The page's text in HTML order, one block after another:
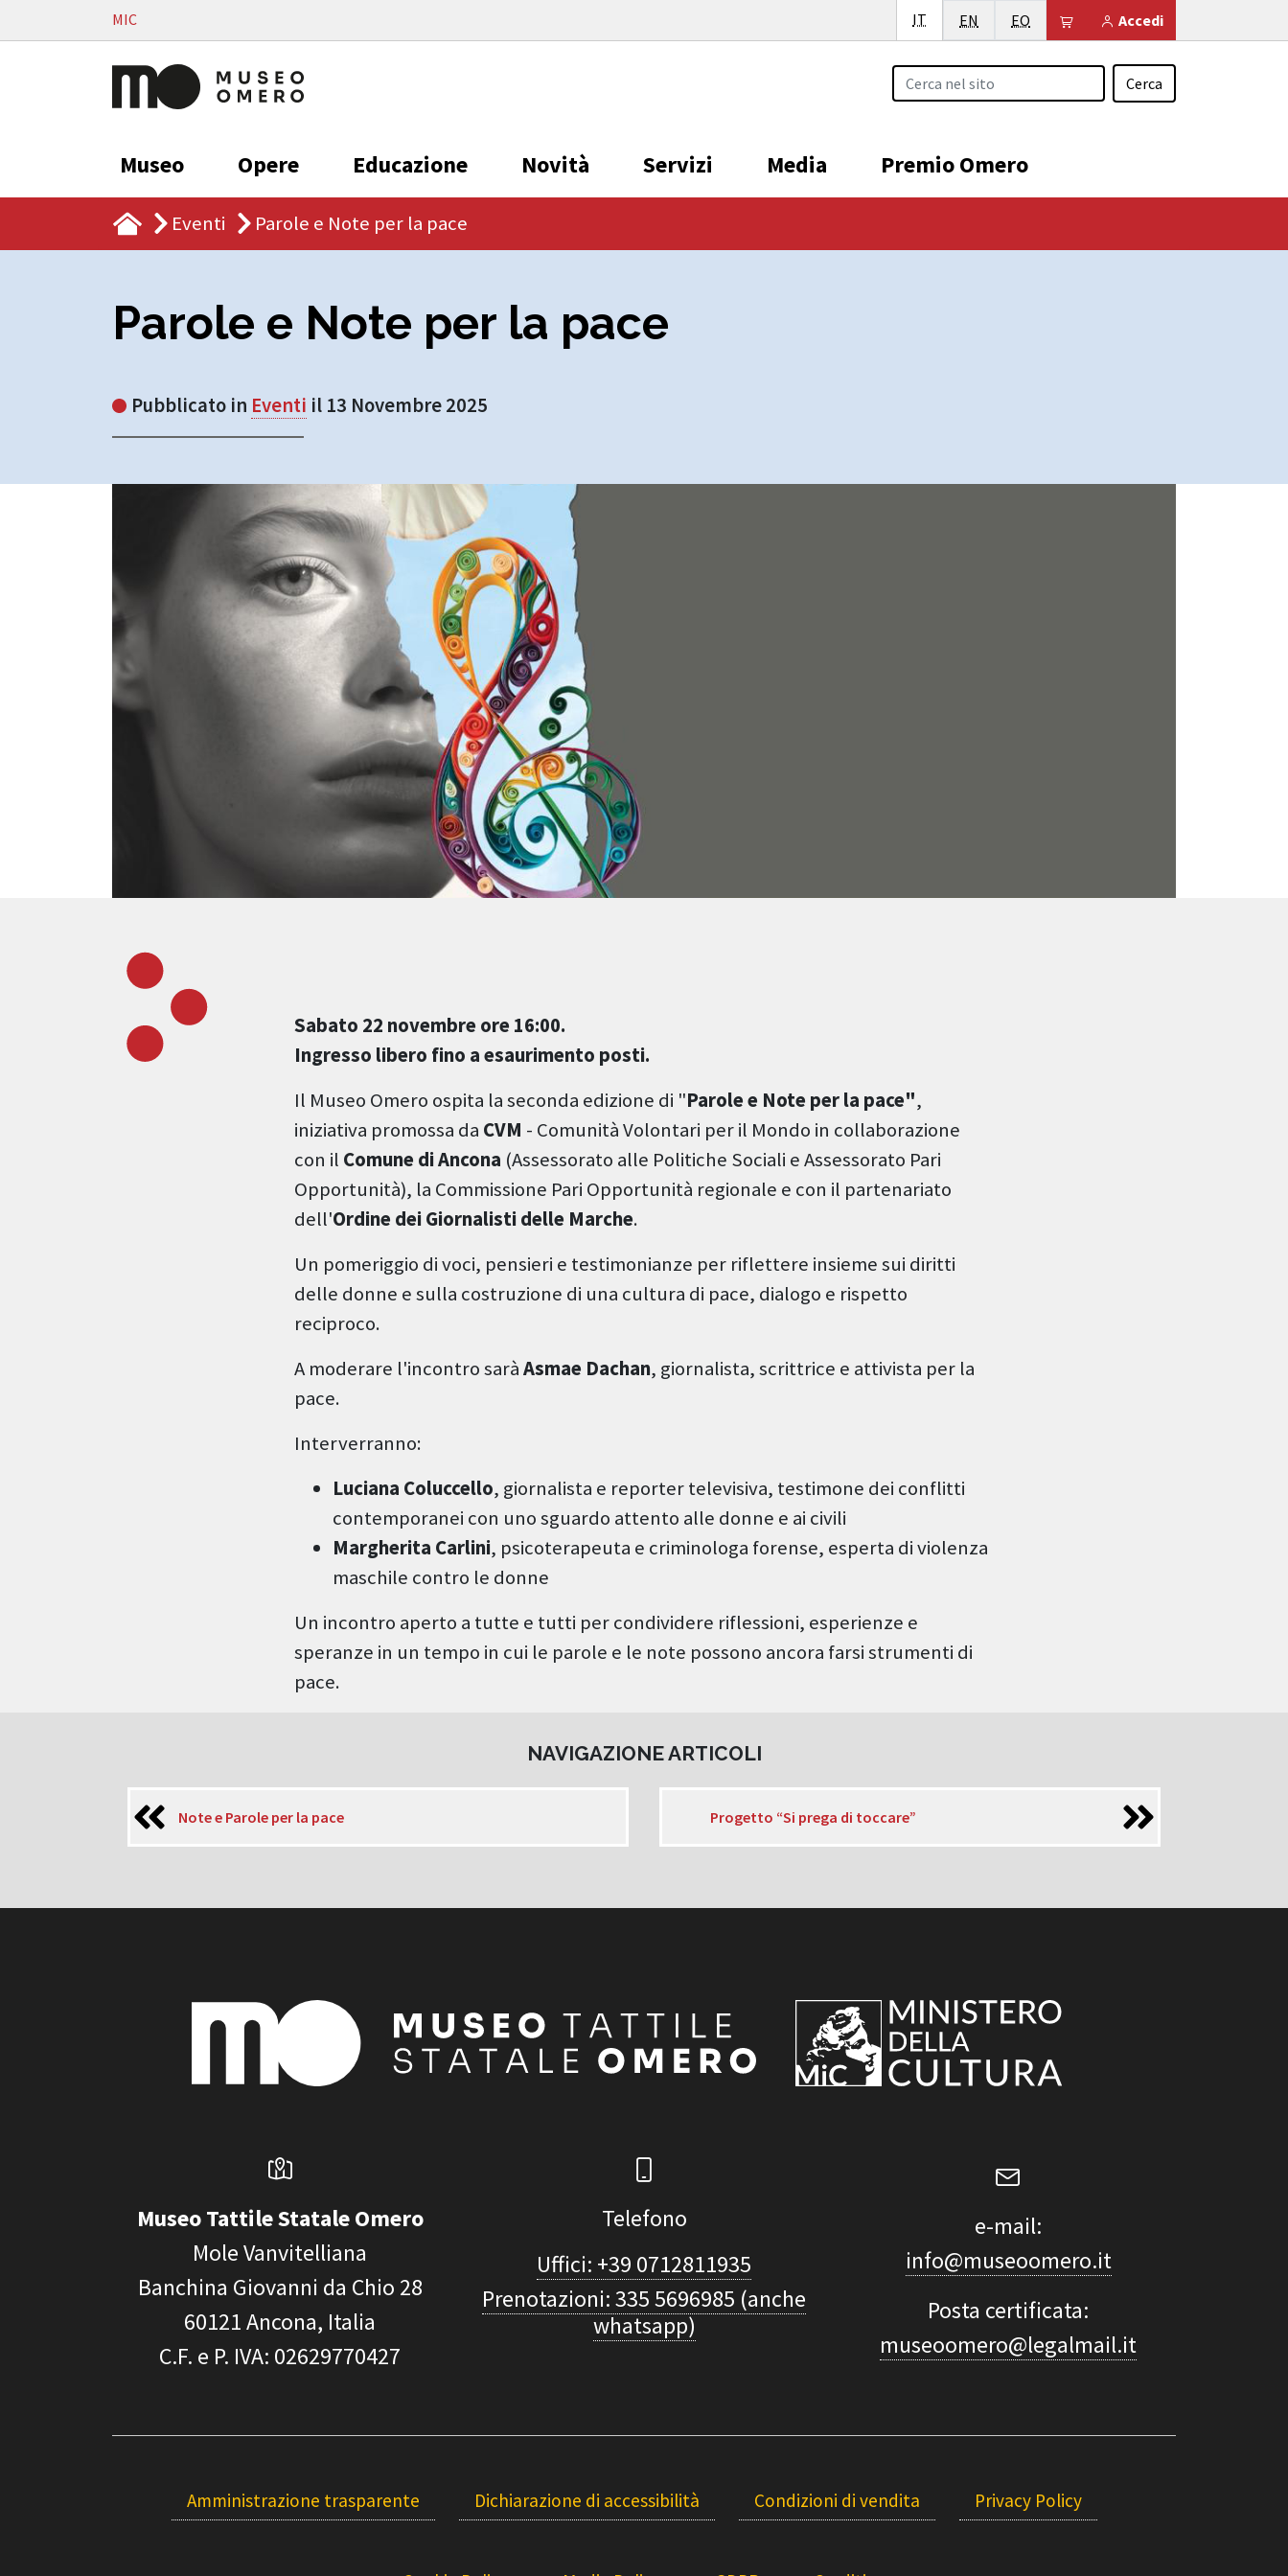
Vai al contenutoMIC Accedi
Il tuo carrello è vuoto
IT Italiano
EN English
EO Esperanto
Cerca
Museo Opere Educazione Novità Servizi Media Premio Omero
Eventi Parole e Note per la pace
Parole e Note per la pace
Pubblicato in Eventi il 13 Novembre 2025
Sabato 22 novembre ore 16:00.
Ingresso libero fino a esaurimento posti.
Il Museo Omero ospita la seconda edizione di "Parole e Note per la pace",
iniziativa promossa da CVM - Comunità Volontari per il Mondo in collaborazione
con il Comune di Ancona (Assessorato alle Politiche Sociali e Assessorato Pari
Opportunità), la Commissione Pari Opportunità regionale e con il partenariato
dell'Ordine dei Giornalisti delle Marche.
Un pomeriggio di voci, pensieri e testimonianze per riflettere insieme sui diritti
delle donne e sulla costruzione di una cultura di pace, dialogo e rispetto
reciproco.
A moderare l'incontro saràAsmae Dachan, giornalista, scrittrice e attivista per la
pace.
Interverranno:
Luciana Coluccello, giornalista e reporter televisiva, testimone dei conflitti
contemporanei con uno sguardo attento alle donne e ai civili
Margherita Carlini, psicoterapeuta e criminologa forense, esperta di violenza
maschile contro le donne
Un incontro aperto a tutte e tutti per condividere riflessioni, esperienze e
speranze in un tempo in cui le parole e le note possono ancora farsi strumenti di
pace.
NAVIGAZIONE ARTICOLI
Note e Parole per la pace Progetto “Si prega di toccare”
Museo Tattile Statale Omero
Mole Vanvitelliana
Banchina Giovanni da Chio 28
60121Ancona, Italia
C.F. e P. IVA: 02629770427
Telefono
Uffici: +39 0712811935
Prenotazioni: 335 5696985 (anche
whatsapp)
e-mail:
info@museoomero.it
Posta certificata:
museoomero@legalmail.it
Amministrazione trasparente Dichiarazione di accessibilità Condizioni di vendita Privacy Policy